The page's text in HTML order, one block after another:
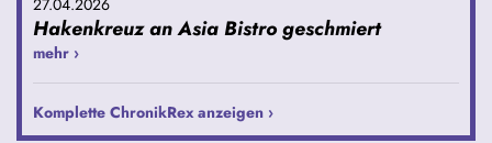
Hakenkreuz an Asia Bistro geschmiert
mehr ›
Komplette ChronikRex anzeigen ›